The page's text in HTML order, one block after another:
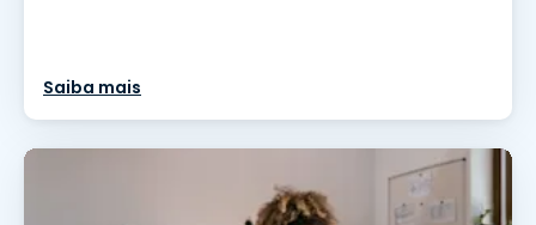
Saiba mais